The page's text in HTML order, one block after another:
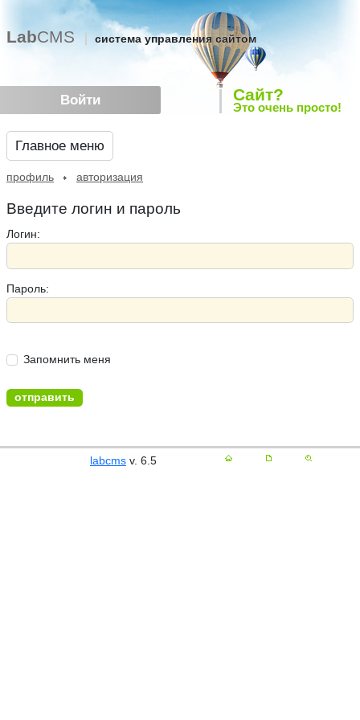
Войти
LabCMS система управления сайтом
Сайт?
Это очень просто!
Главное меню
профиль авторизация
Введите логин и пароль
Логин:
Пароль:
Запомнить меня
labcms v. 6.5